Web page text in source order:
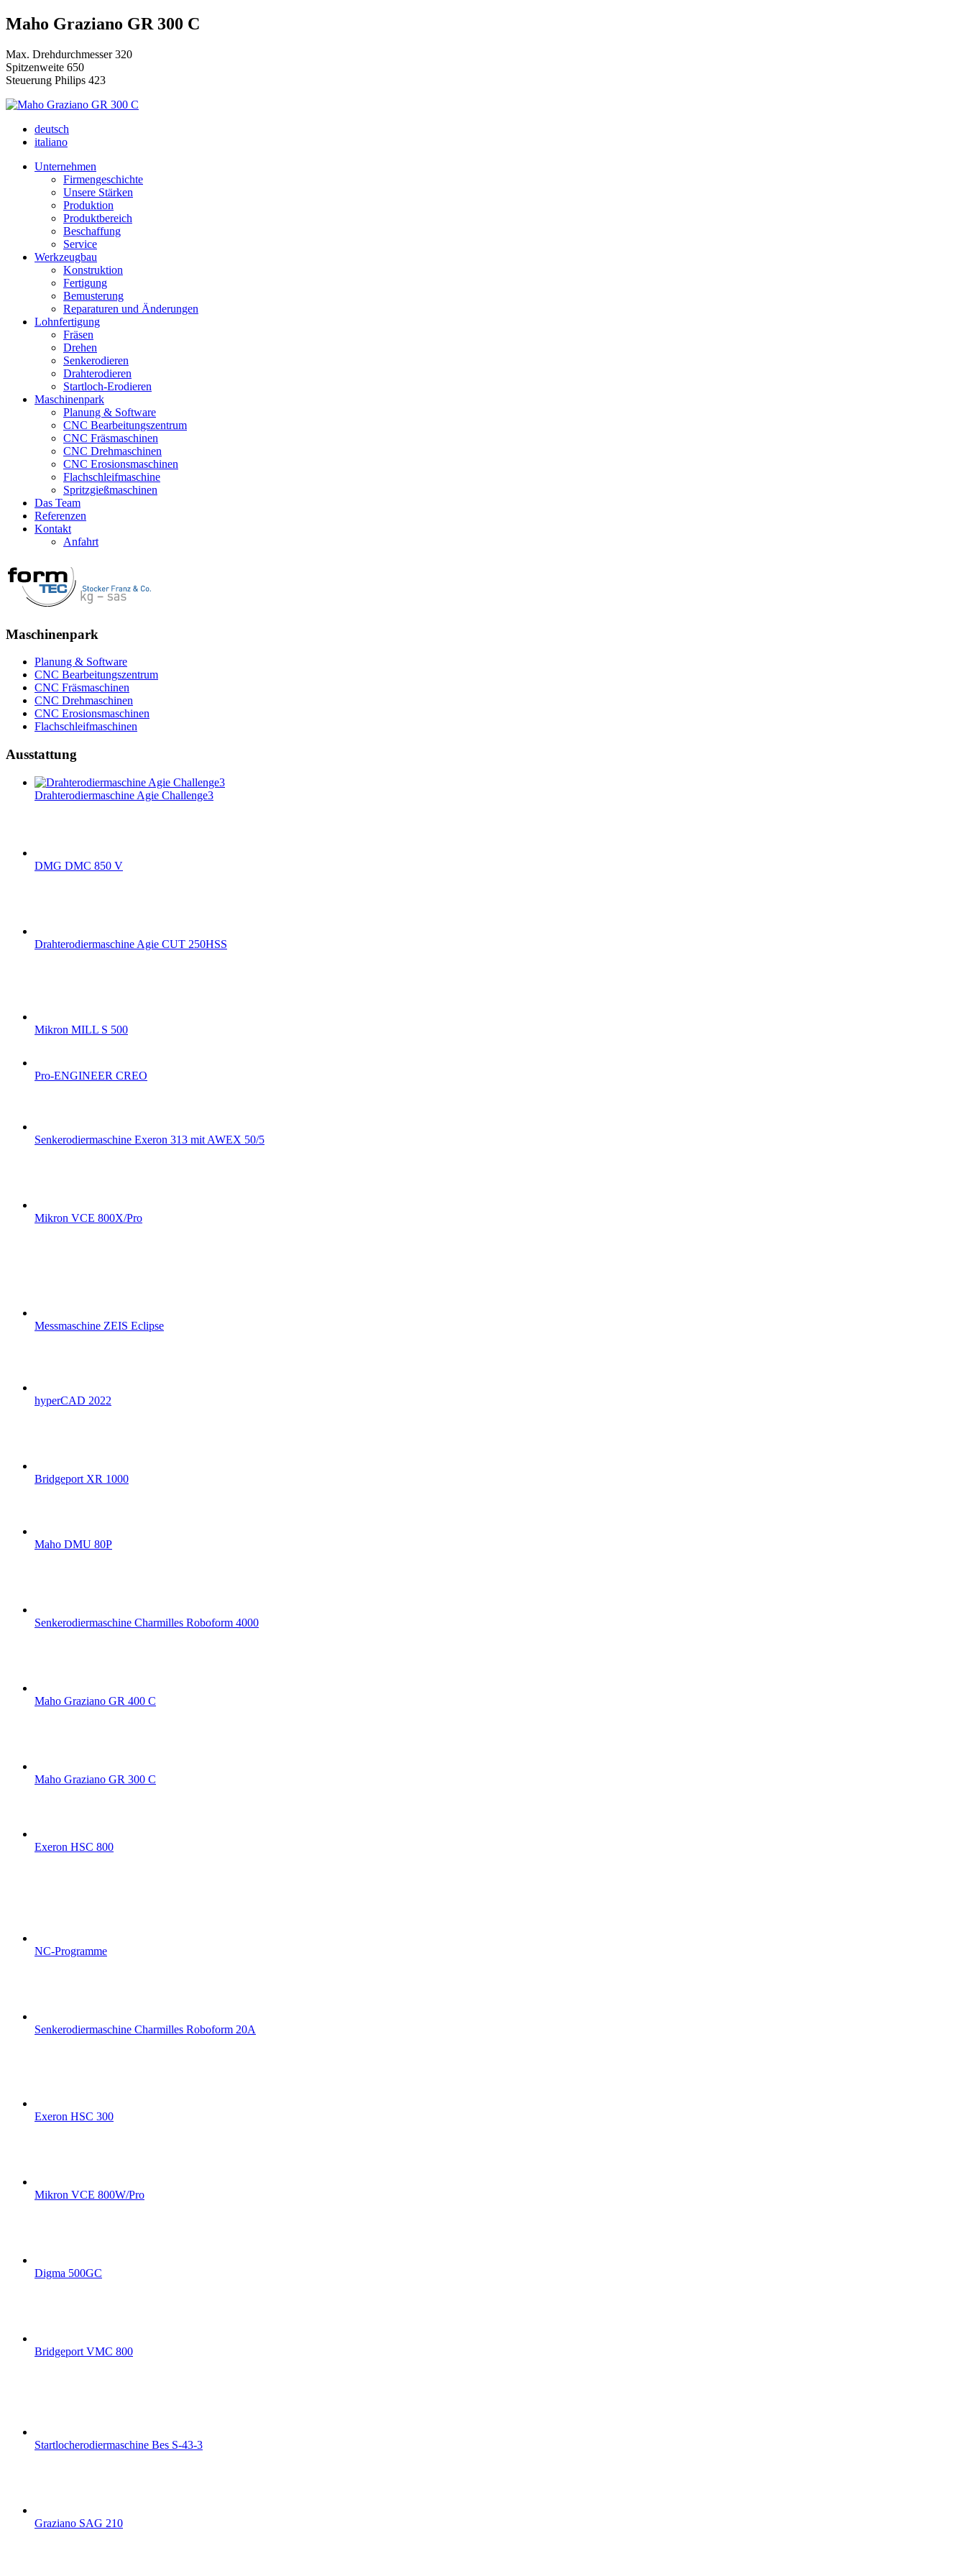
Maho Graziano GR 300 C
Max. Drehdurchmesser 320
Spitzenweite 650
Steuerung Philips 423
deutsch
italiano
Unternehmen
Firmengeschichte
Unsere Stärken
Produktion
Produktbereich
Beschaffung
Service
Werkzeugbau
Konstruktion
Fertigung
Bemusterung
Reparaturen und Änderungen
Lohnfertigung
Fräsen
Drehen
Senkerodieren
Drahterodieren
Startloch-Erodieren
Maschinenpark
Planung & Software
CNC Bearbeitungszentrum
CNC Fräsmaschinen
CNC Drehmaschinen
CNC Erosionsmaschinen
Flachschleifmaschine
Spritzgießmaschinen
Das Team
Referenzen
Kontakt
Anfahrt
Maschinenpark
Planung & Software
CNC Bearbeitungszentrum
CNC Fräsmaschinen
CNC Drehmaschinen
CNC Erosionsmaschinen
Flachschleifmaschinen
Ausstattung
Drahterodiermaschine Agie Challenge3
DMG DMC 850 V
Drahterodiermaschine Agie CUT 250HSS
Mikron MILL S 500
Pro-ENGINEER CREO
Senkerodiermaschine Exeron 313 mit AWEX 50/5
Mikron VCE 800X/Pro
Messmaschine ZEIS Eclipse
hyperCAD 2022
Bridgeport XR 1000
Maho DMU 80P
Senkerodiermaschine Charmilles Roboform 4000
Maho Graziano GR 400 C
Maho Graziano GR 300 C
Exeron HSC 800
NC-Programme
Senkerodiermaschine Charmilles Roboform 20A
Exeron HSC 300
Mikron VCE 800W/Pro
Digma 500GC
Bridgeport VMC 800
Startlocherodiermaschine Bes S-43-3
Graziano SAG 210